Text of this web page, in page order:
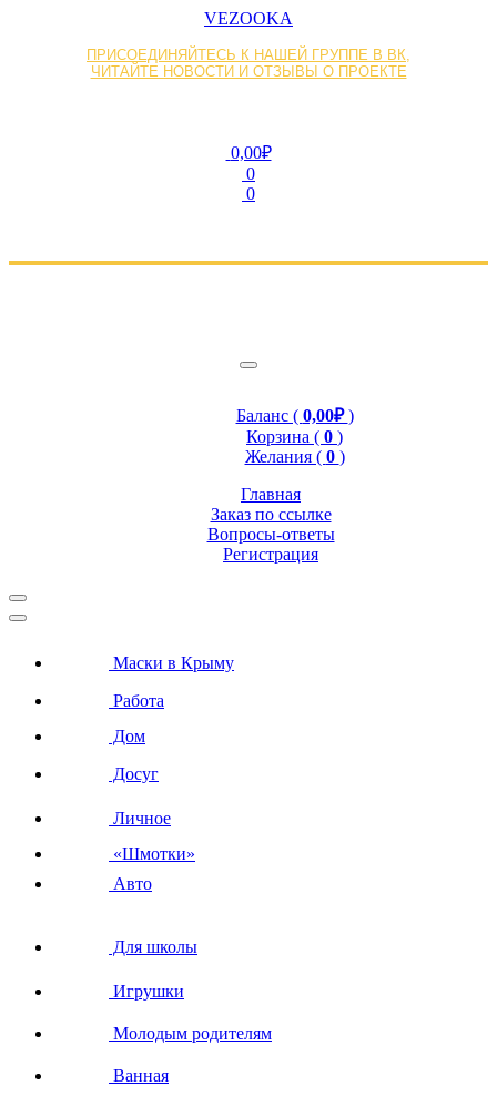
VEZOOKA
ПРИСОЕДИНЯЙТЕСЬ К НАШЕЙ ГРУППЕ В ВК,
ЧИТАЙТЕ НОВОСТИ И ОТЗЫВЫ О ПРОЕКТЕ
0,00₽
0
0
Баланс ( 0,00₽)
Корзина ( 0 )
Желания ( 0 )
Главная
Заказ по ссылке
Вопросы-ответы
Регистрация
Маски в Крыму
Работа
Дом
Досуг
Личное
«Шмотки»
Авто
Для школы
Игрушки
Молодым родителям
Ванная